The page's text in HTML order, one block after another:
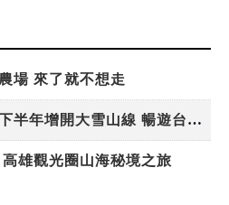
場 來了就不想走
台灣好行／新路線！下半年增開大雪山線 暢遊台中更便利
雄觀光圈山海秘境之旅